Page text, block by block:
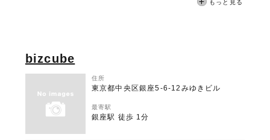
もっと見る
bizcube
住所
東京都中央区銀座5-6-12みゆきビル
最寄駅
銀座駅 徒歩 1分